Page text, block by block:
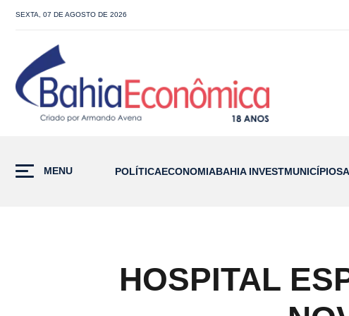
SEXTA, 07 DE AGOSTO DE 2026
MENU POLÍTICAECONOMIABAHIA INVESTMUNICÍPIOS
HOSPITAL